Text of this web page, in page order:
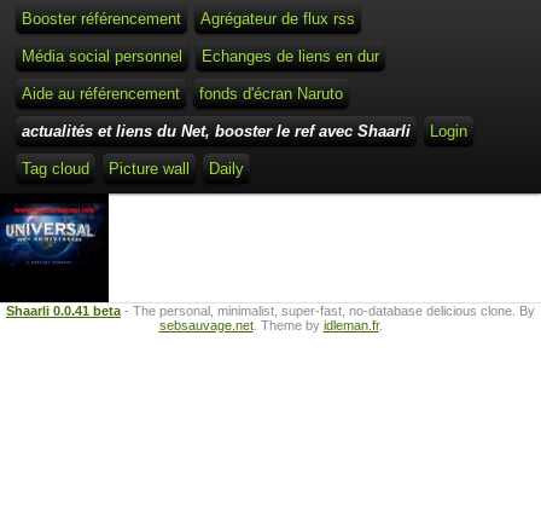
Booster référencement Agrégateur de flux rss
Média social personnel Echanges de liens en dur
Aide au référencement fonds d'écran Naruto
actualités et liens du Net, booster le ref avec Shaarli Login
Tag cloud Picture wall Daily
Shaarli 0.0.41 beta - The personal, minimalist, super-fast, no-database delicious clone. By
sebsauvage.net. Theme by idleman.fr.